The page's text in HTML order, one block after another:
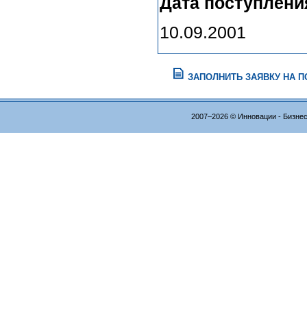
10.09.2001
ЗАПОЛНИТЬ ЗАЯВКУ НА
2007–2026 © Инновации -